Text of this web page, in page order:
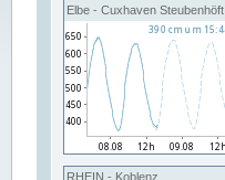
Elbe - Cuxhaven Steubenhöft
RHEIN - Koblenz